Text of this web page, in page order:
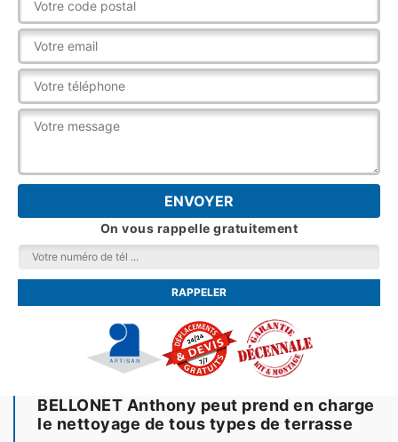
On vous rappelle gratuitement
BELLONET Anthony peut prend en charge
le nettoyage de tous types de terrasse